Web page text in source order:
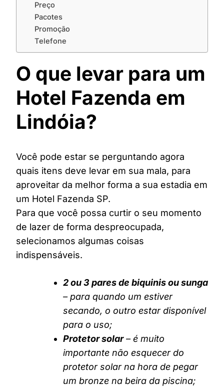
Preço
Pacotes
Promoção
Telefone
O que levar para um
Hotel Fazenda em
Lindóia?
Você pode estar se perguntando agora
quais itens deve levar em sua mala, para
aproveitar da melhor forma a sua estadia em
um Hotel Fazenda SP.
Para que você possa curtir o seu momento
de lazer de forma despreocupada,
selecionamos algumas coisas
indispensáveis.
2 ou 3 pares de biquinis ou sunga
– para quando um estiver
secando, o outro estar disponível
para o uso;
Protetor solar– é muito
importante não esquecer do
protetor solar na hora de pegar
um bronze na beira da piscina;